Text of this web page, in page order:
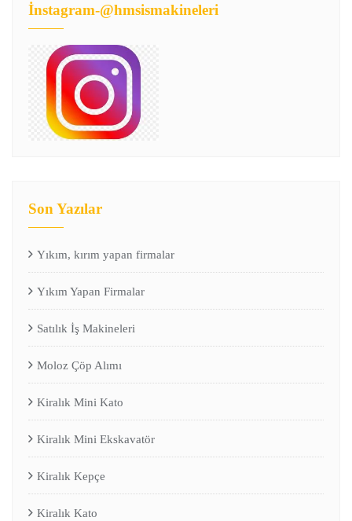
İnstagram-@hmsismakineleri
Son Yazılar
Yıkım, kırım yapan firmalar
Yıkım Yapan Firmalar
Satılık İş Makineleri
Moloz Çöp Alımı
Kiralık Mini Kato
Kiralık Mini Ekskavatör
Kiralık Kepçe
Kiralık Kato